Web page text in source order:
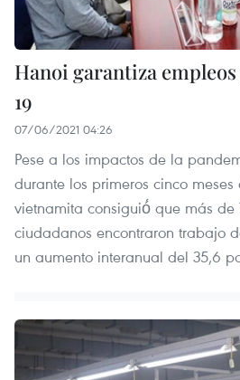
Hanoi garantiza
19
07/06/2021 04:26
Pese a los impactos de la
durante los primeros cinco
vietnamita consiguió́ que más
ciudadanos encontraron trabajo
un aumento interanual del 35,6